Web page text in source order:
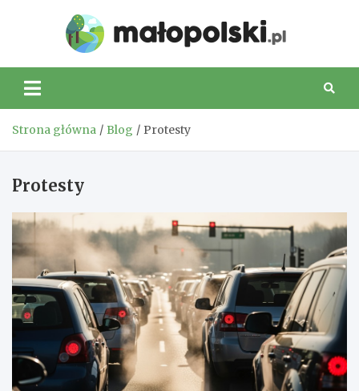
Strona główna Blog Protesty
Protesty